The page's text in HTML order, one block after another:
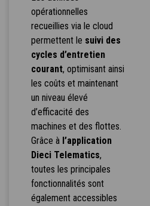
opérationnelles
recueillies via le cloud
permettent le suivi des
cycles d’entretien
courant, optimisant ainsi
les coûts et maintenant
un niveau élevé
d’efficacité des
machines et des flottes.
Grâce à l’application
Dieci Telematics,
toutes les principales
fonctionnalités sont
également accessibles